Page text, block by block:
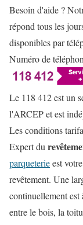
Besoin d'aide ?
répond tous les
disponibles par
Numéro de
Le 118 412 est un
l'ARCEP et est
Les conditions
Expert du
parqueterieest
revêtement. Une
continuellement
entre le bois, la